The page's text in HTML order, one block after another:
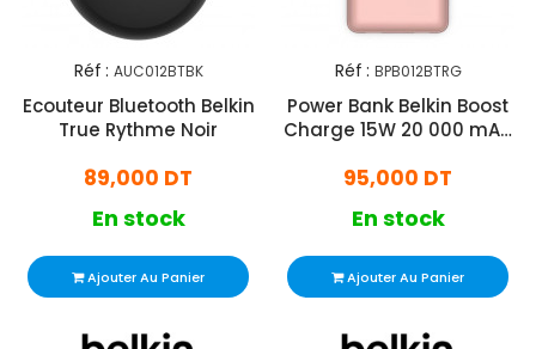
Réf : AUC012BTBK
Ecouteur Bluetooth Belkin
True Rythme Noir
89,000 DT
En stock
Ajouter Au Panier
Réf : BPB012BTRG
Power Bank Belkin Boost
Charge 15W 20 000 mAh
95,000 DT
En stock
Ajouter Au Panier